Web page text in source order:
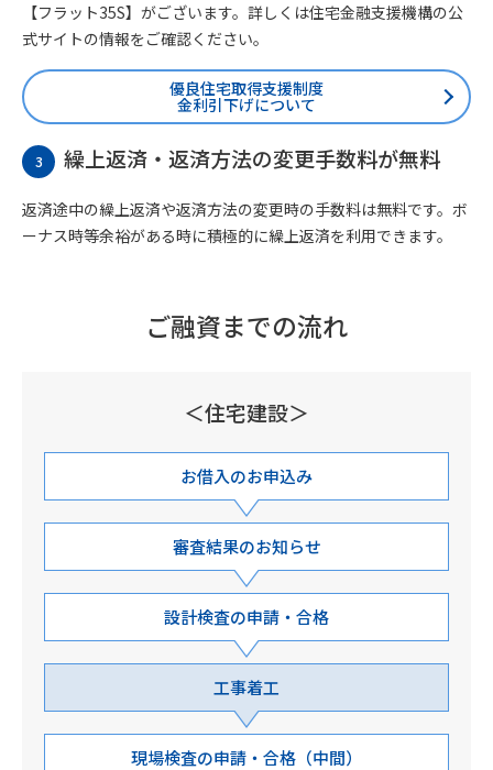
【フラット35S】がございます。詳しくは住宅金融支援機構の公
式サイトの情報をご確認ください。
優良住宅取得支援制度
金利引下げについて
3 繰上返済・返済方法の変更手数料が無料
返済途中の繰上返済や返済方法の変更時の手数料は無料です。ボ
ーナス時等余裕がある時に積極的に繰上返済を利用できます。
ご融資までの流れ
＜住宅建設＞
お借入のお申込み
審査結果のお知らせ
設計検査の申請・合格
工事着工
現場検査の申請・合格（中間）